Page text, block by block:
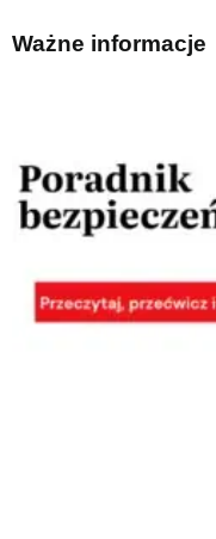
Ważne informacje